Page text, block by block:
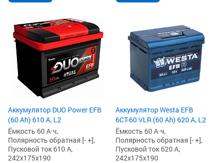
Аккумулятор DUO Power EFB
(60 Ah) 610 А, L2
Ёмкость 60 А·ч,
Полярность обратная [- +],
Пусковой ток 610 А,
242x175x190
Аккумулятор Westa EFB
6СТ-60 VLR (60 Ah) 620 А, L2
Ёмкость 60 А·ч,
Полярность обратная [- +],
Пусковой ток 620 А,
242x175x190